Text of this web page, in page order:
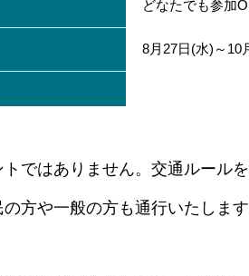
どなたでも参加
8月27日(水)～10
ではありません。交通ルールを
方や一般の方も通行いたしま